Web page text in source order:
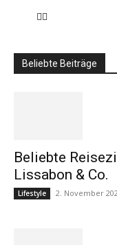
Beliebte Beiträge
Beliebte
Lissabon & Co.
Lifestyle 2. November